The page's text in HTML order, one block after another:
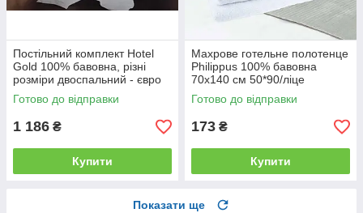
Постільний комплект Hotel
Gold 100% бавовна, різні
розміри двоспальний - євро
Готово до відправки
1 186 ₴
Купити
Махрове готельне полотенце
Philippus 100% бавовна
70х140 см 50*90/ліце
Готово до відправки
173 ₴
Купити
Показати ще